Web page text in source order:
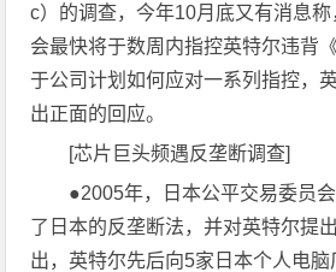
c）的调查，今年10月底又有消息
会最快将于数周内指控英特尔违背
于公司计划如何应对一系列指控，
出正面的回应。
[芯片巨头频遇反垄断调查]
●2005年，日本公平交易委员
了日本的反垄断法，并对英特尔提
出，英特尔先后向5家日本个人电脑